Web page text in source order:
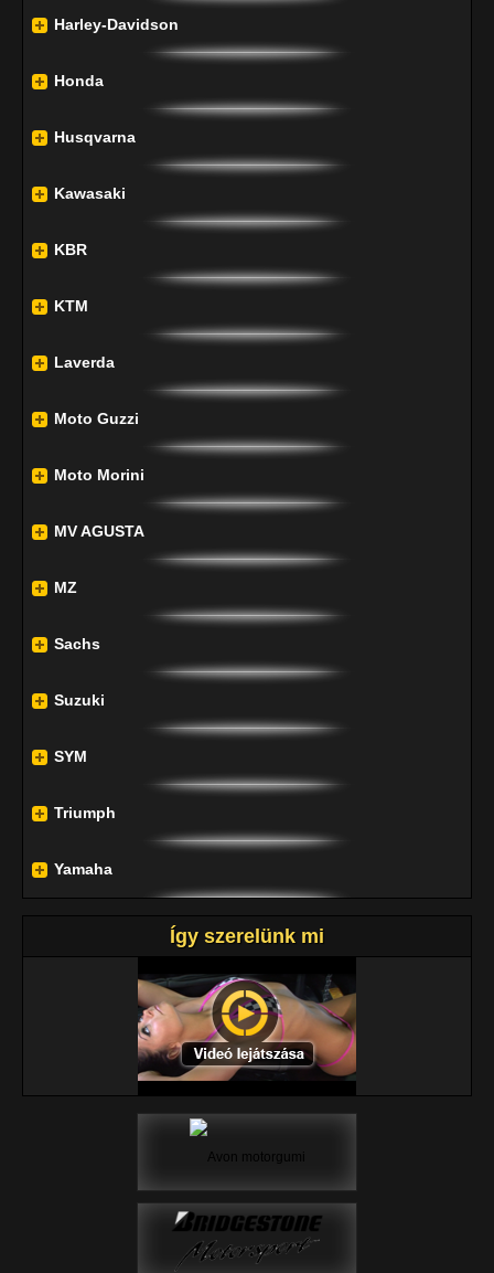
Harley-Davidson
Honda
Husqvarna
Kawasaki
KBR
KTM
Laverda
Moto Guzzi
Moto Morini
MV AGUSTA
MZ
Sachs
Suzuki
SYM
Triumph
Yamaha
Így szerelünk mi